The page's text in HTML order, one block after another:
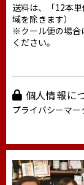
送料は、「12本
域を除きます）
※クール便の場合
ください。
個人情報に
プライバシーマー